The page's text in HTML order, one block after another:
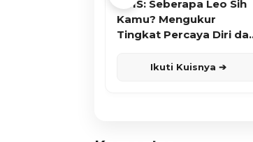
KUIS: Seberapa Leo Sih
Kamu? Mengukur
Tingkat Percaya Diri
Ikuti Kuisnya ➔